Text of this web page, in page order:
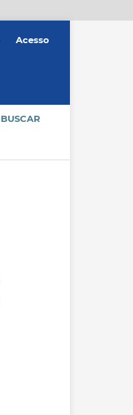
BUSCAR
Acesso